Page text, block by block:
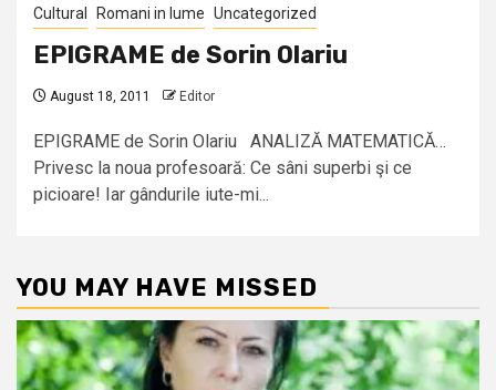
Cultural Romani in lume Uncategorized
EPIGRAME de Sorin Olariu
August 18, 2011 Editor
EPIGRAME de Sorin Olariu ANALIZĂ MATEMATICĂ…
Privesc la noua profesoară: Ce sâni superbi şi ce
picioare! Iar gândurile iute-mi...
YOU MAY HAVE MISSED